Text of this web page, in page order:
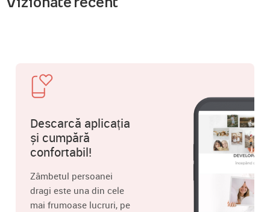
Descarcă aplicația
și cumpără
confortabil!
Zâmbetul persoanei
dragi este una din cele
mai frumoase lucruri, pe